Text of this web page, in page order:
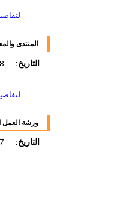
المنتدى
التاريخ: 28
ورشة العمل
التاريخ: 27 -